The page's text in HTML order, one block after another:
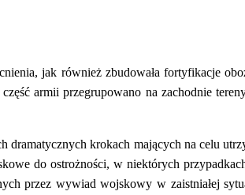
jak również zbudowała fortyfikacje
armii przegrupowano na zachodnie
krokach mających na celu
do ostrożności, w niektórych
przez wywiad wojskowy w zaistniałej